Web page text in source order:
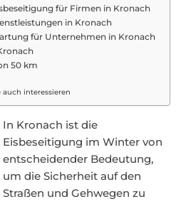
für Firmen in Kronach
in Kronach
für Unternehmen in Kronach
50 km
auch interessieren
In Kronach ist die
Eisbeseitigung im Winter von
entscheidender Bedeutung,
um die Sicherheit auf den
Straßen und Gehwegen zu